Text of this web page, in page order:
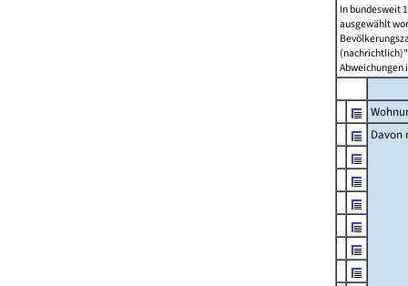
In bundesweit
ausgewählt
Abweichungen
Davon